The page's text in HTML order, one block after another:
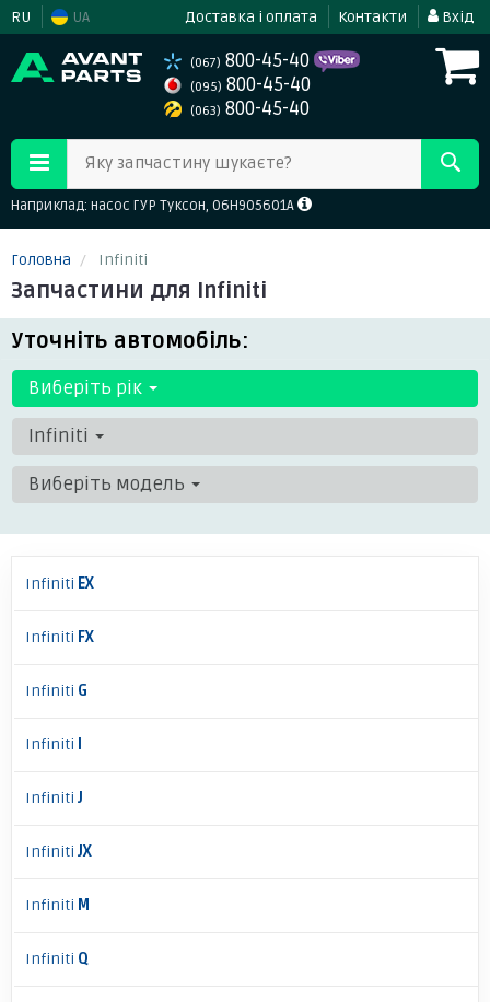
RU UA Доставка і оплата Контакти Вхід
(067) 800-45-40
(095) 800-45-40
(063) 800-45-40
Яку запчастину шукаєте?
Наприклад: насос ГУР Туксон, 06H905601A
Головна Infiniti
Запчастини для Infiniti
Уточніть автомобіль:
Виберіть рік
Infiniti
Виберіть модель
Infiniti EX
Infiniti FX
Infiniti G
Infiniti
Infiniti J
Infiniti JX
Infiniti M
Infiniti Q